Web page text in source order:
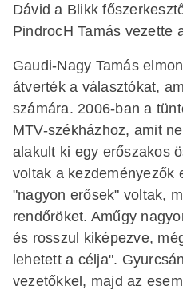
Dávid a Blikk
PindrocH Tamás vezette
Gaudi-Nagy Tamás
átverték a választókat,
számára. 2006-ban a
MTV-székházhoz, amit
alakult ki egy erőszakos
voltak a kezdeményezők
"nagyon erősek" voltak,
rendőröket. Aműgy
és rosszul kiképezve,
lehetett a célja".
vezetőkkel, majd az